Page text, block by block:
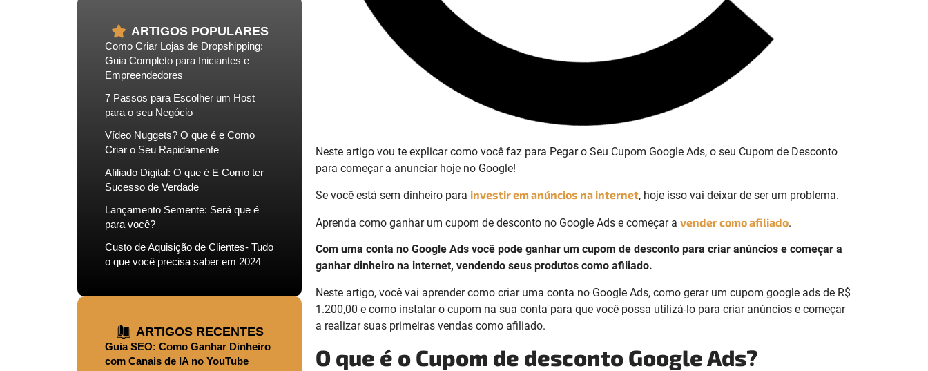
ARTIGOS POPULARES
Como Criar Lojas de Dropshipping:
Guia Completo para Iniciantes e
Empreendedores
7 Passos para Escolher um Host
para o seu Negócio
Vídeo Nuggets? O que é e Como
Criar o Seu Rapidamente
Afiliado Digital: O que é E Como ter
Sucesso de Verdade
Lançamento Semente: Será que é
para você?
Custo de Aquisição de Clientes- Tudo
o que você precisa saber em 2024
ARTIGOS RECENTES
Guia SEO: Como Ganhar Dinheiro
com Canais de IA no YouTube
Neste artigo vou te explicar como você faz para Pegar o Seu Cupom Google Ads, o seu Cupom de Desconto
para começar a anunciar hoje no Google!
Se você está sem dinheiro para investir em anúncios na internet, hoje isso vai deixar de ser um problema.
Aprenda como ganhar um cupom de desconto no Google Ads e começar a vender como afiliado.
Com uma conta no Google Ads você pode ganhar um cupom de desconto para criar anúncios e começar a
ganhar dinheiro na internet, vendendo seus produtos como afiliado.
Neste artigo, você vai aprender como criar uma conta no Google Ads, como gerar um cupom google ads de R$
1.200,00 e como instalar o cupom na sua conta para que você possa utilizá-lo para criar anúncios e começar
a realizar suas primeiras vendas como afiliado.
O que é o Cupom de desconto Google Ads?